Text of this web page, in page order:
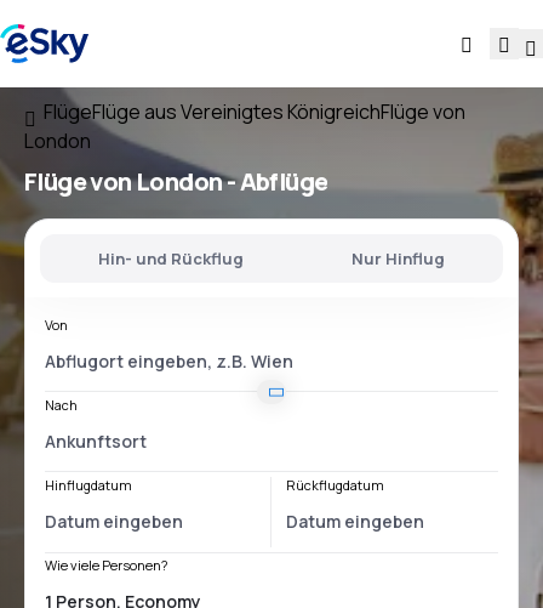
FlügeFlüge aus Vereinigtes KönigreichFlüge von
London
Flügevon London- Abflüge
Hin- und Rückflug Nur Hinflug
Von
Nach
Hinflugdatum Rückflugdatum
Wie viele Personen?